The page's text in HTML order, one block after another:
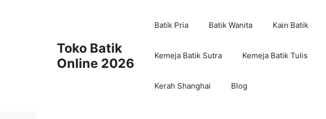
Toko Batik
Online 2026
Batik Pria Batik Wanita Kain Batik
Kemeja Batik Sutra Kemeja Batik Tulis
Kerah Shanghai Blog